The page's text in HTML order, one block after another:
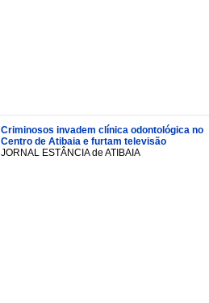
Criminosos invadem clínica odontológica no
Centro de Atibaia e furtam televisão
JORNAL ESTÂNCIA de ATIBAIA